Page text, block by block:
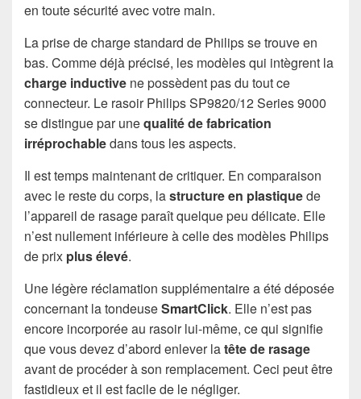
en toute sécurité avec votre main.
La prise de charge standard de Philips se trouve en
bas. Comme déjà précisé, les modèles qui intègrent la
charge inductive ne possèdent pas du tout ce
connecteur. Le rasoir Philips SP9820/12 Series 9000
se distingue par unequalité de fabrication
irréprochabledans tous les aspects.
Il est temps maintenant de critiquer. En comparaison
avec le reste du corps, lastructure en plastiquede
l’appareil de rasage paraît quelque peu délicate. Elle
n’est nullement inférieure à celle des modèles Philips
de prix plus élevé.
Une légère réclamation supplémentaire a été déposée
concernant la tondeuseSmartClick. Elle n’est pas
encore incorporée au rasoir lui-même, ce qui signifie
que vous devez d’abord enlever latête de rasage
avant de procéder à son remplacement. Ceci peut être
fastidieux et il est facile de le négliger.